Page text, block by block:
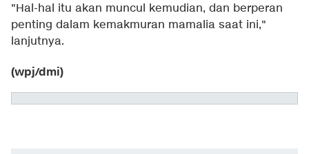
"Hal-hal itu akan muncul kemudian, dan berperan
penting dalam kemakmuran mamalia saat ini,"
lanjutnya.
(wpj/dmi)